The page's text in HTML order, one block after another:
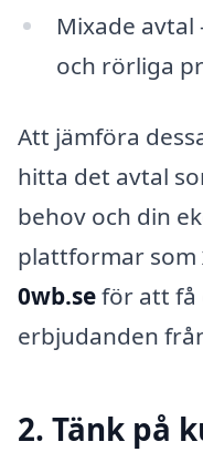
Mixade avtal
och rörliga
Att jämföra
hitta det avtal
behov och din
plattformar som
0wb.seför att få
erbjudanden
2. Tänk på